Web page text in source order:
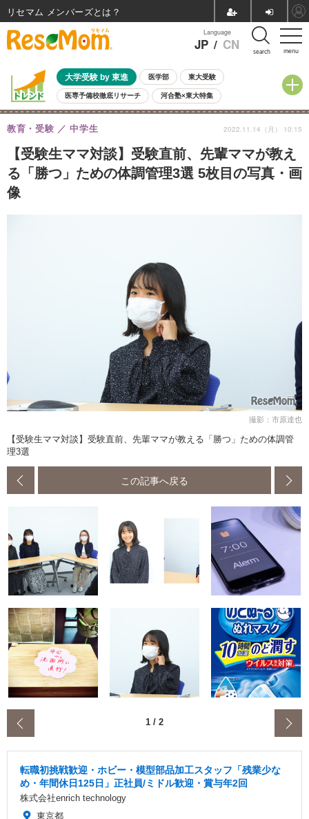
menu
Language
JP / CN search
大学受験 by 東進 医学部 東大受験
医専予備校徹底リサーチ 河合塾×東大特集
親子で考える大学選び 高校受験 中学受験 小学校受験
共通テスト 夏休み
8月開催イベント・WS 全国公立高校 過去問 人気記事
自由研究教材（小学生向け） 自由研究教材（中学生向け） ランキング
【受験生ママ対談】受験直前、先輩ママが教え
る「勝つ」ための体調管理3選 5枚目の写真・画
像
教育・受験 中学生 2022.11.14（月） 10:15
撮影：市原達也
【受験生ママ対談】受験直前、先輩ママが教える「勝つ」ための体調管
理3選
この記事へ戻る
1 / 2
転職初挑戦歓迎・ホビー・模型部品加工スタッフ「残業少な
め・年間休日125日」正社員/ミドル歓迎・賞与年2回
株式会社enrich technology
東京都
リセマム メンバーズ